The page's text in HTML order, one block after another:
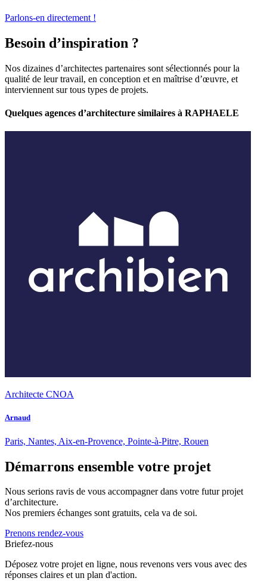
Parlons-en directement !
Besoin d’inspiration ?
Nos dizaines d’architectes partenaires sont sélectionnés pour la
qualité de leur travail, en conception et en maîtrise d’œuvre, et
interviennent sur tous types de projets.
Quelques agences d’architecture similaires à RAPHAELE
Architecte CNOA
Arnaud
Paris, Nantes, Aix-en-Provence, Pointe-à-Pitre, Rouen
Démarrons ensemble votre projet
Nous serions ravis de vous accompagner dans votre futur projet
d’architecture.
Nos premiers échanges sont gratuits, cela va de soi.
Prenons rendez-vous
Briefez-nous
Déposez votre projet en ligne, nous revenons vers vous avec des
réponses claires et un plan d'action.